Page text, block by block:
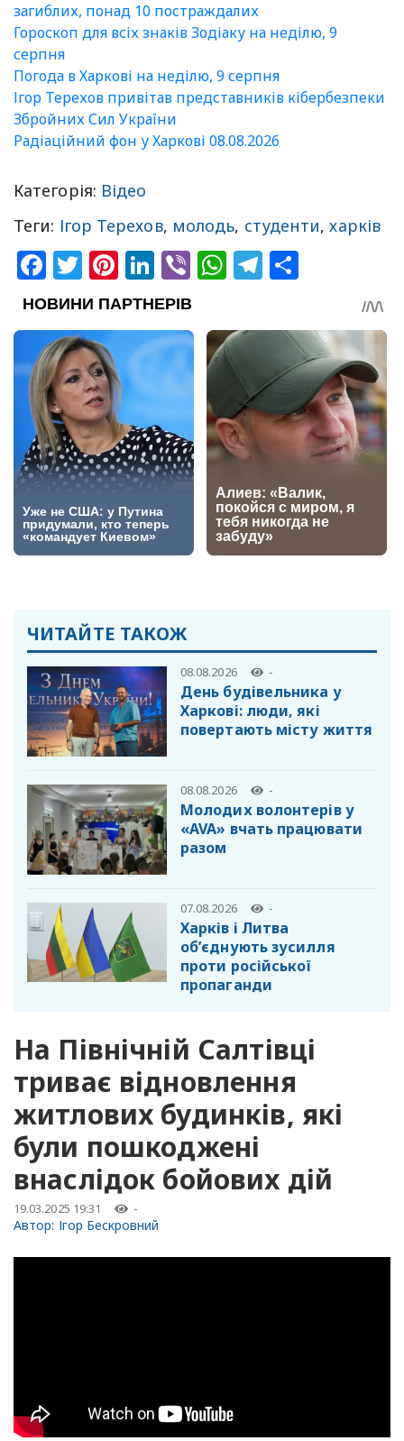
загиблих, понад 10 постраждалих
Гороскоп для всіх знаків Зодіаку на неділю, 9
серпня
Погода в Харкові на неділю, 9 серпня
Ігор Терехов привітав представників кібербезпеки
Збройних Сил України
Радіаційний фон у Харкові 08.08.2026
Категорія: Відео
Теги: Ігор Терехов, молодь, студенти,харків
Facebook
Twitter
Pinterest
LinkedIn
ViberWhatsApp
Telegram
ЧИТАЙТЕ ТАКОЖ
08.08.2026 -
День будівельника у
Харкові: люди, які
повертають місту життя
08.08.2026 -
Молодих волонтерів у
«AVA» вчать працювати
разом
07.08.2026 -
Харків і Литва
об’єднують зусилля
проти російської
пропаганди
На Північній Салтівці
триває відновлення
житлових будинків, які
були пошкоджені
внаслідок бойових дій
19.03.2025 19:31 -
Автор: Ігор Бескровний